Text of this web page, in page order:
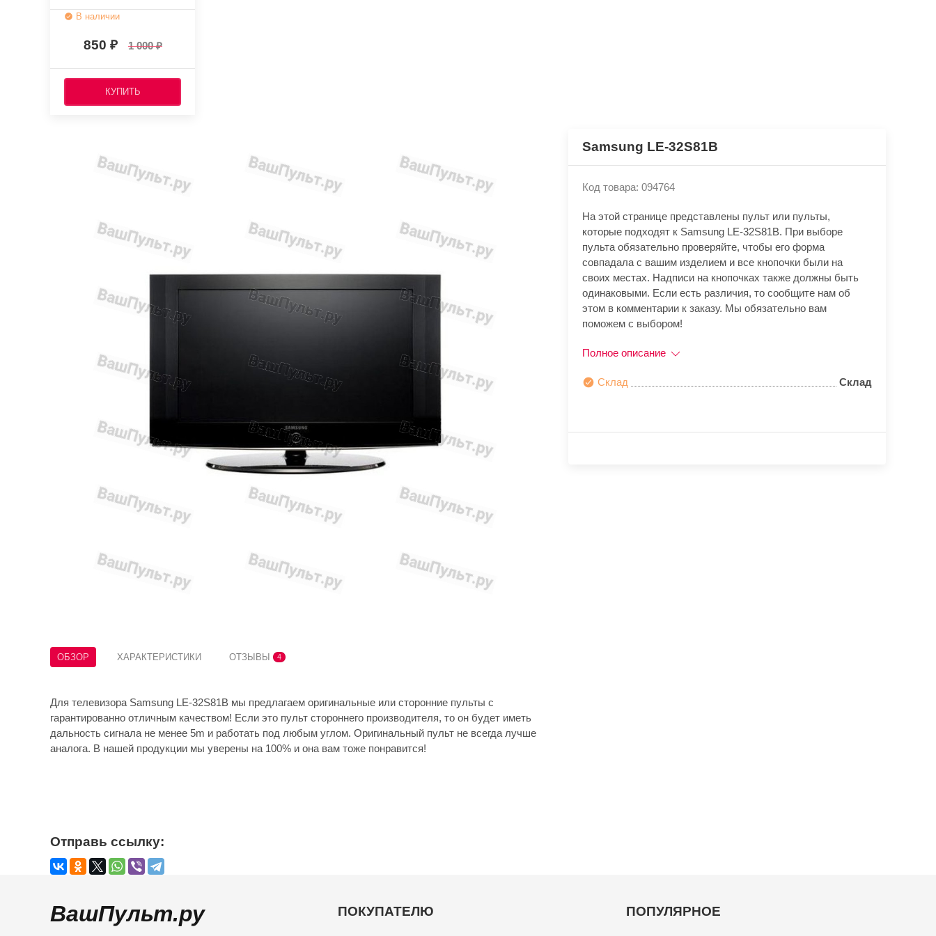
В наличии
850 1 000
КУПИТЬ
ОБЗОР ХАРАКТЕРИСТИКИ ОТЗЫВЫ 4
Для телевизора Samsung LE-32S81B мы предлагаем оригинальные или сторонние пульты с
гарантированно отличным качеством! Если это пульт стороннего производителя, то он будет иметь
дальность сигнала не менее 5m и работать под любым углом. Оригинальный пульт не всегда лучше
аналога. В нашей продукции мы уверены на 100% и она вам тоже понравится!
Samsung LE-32S81B
Код товара: 094764
На этой странице представлены пульт или пульты,
которые подходят к Samsung LE-32S81B. При выборе
пульта обязательно проверяйте, чтобы его форма
совпадала с вашим изделием и все кнопочки были на
своих местах. Надписи на кнопочках также должны быть
одинаковыми. Если есть различия, то сообщите нам об
этом в комментарии к заказу. Мы обязательно вам
поможем с выбором!
Полное описание
Склад Склад
Отправь ссылку:
ВашПульт.ру ПОКУПАТЕЛЮ ПОПУЛЯРНОЕ